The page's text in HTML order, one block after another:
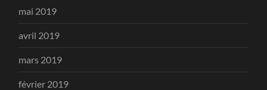
mai 2019
avril 2019
mars 2019
février 2019